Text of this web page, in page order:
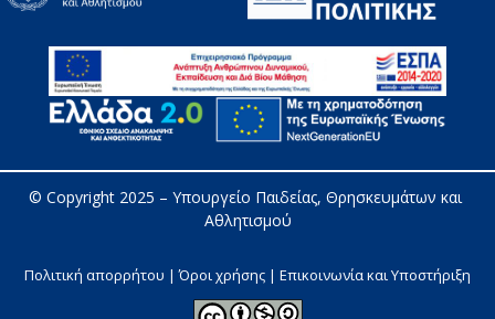
© Copyright 2025 – Υπουργείο Παιδείας, Θρησκευμάτων και
Αθλητισμού
Πολιτική απορρήτου | Όροι χρήσης | Επικοινωνία και Υποστήριξη